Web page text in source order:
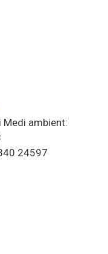
Medi ambient:
24597